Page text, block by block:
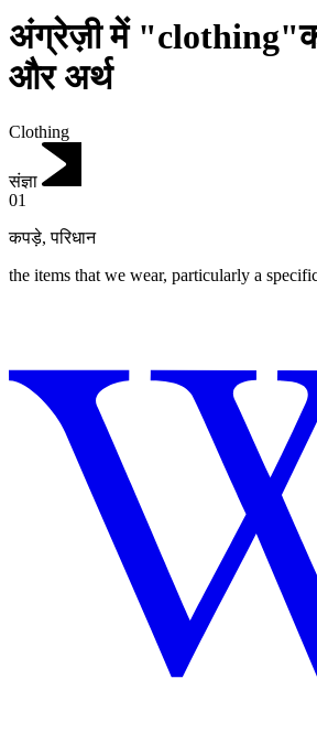
अंग्रेज़ी में "clothing"की
और अर्थ
Clothing
संज्ञा
01
कपड़े,परिधान
the items that we wear, particularly a